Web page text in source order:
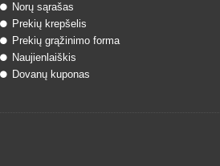
Norų sąrašas
Prekių krepšelis
Prekių grąžinimo forma
Naujienlaiškis
Dovanų kuponas